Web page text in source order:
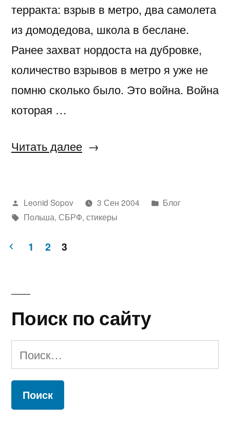
терракта: взрыв в метро, два самолета
из домодедова, школа в беслане.
Ранее захват нордоста на дубровке,
количество взрывов в метро я уже не
помню сколько было. Это война. Война
которая …
Читать далее«террористы»
Написано
автором
Leonid Sopov 3 Сен 2004
Написано
Блог
Метки:
Польша, СБРФ, стикеры
записей
1 2 3
Поиск по сайту
Найти: